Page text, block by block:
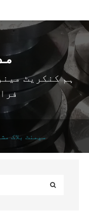
ہم کنکریٹ
سیمنٹ بلاک